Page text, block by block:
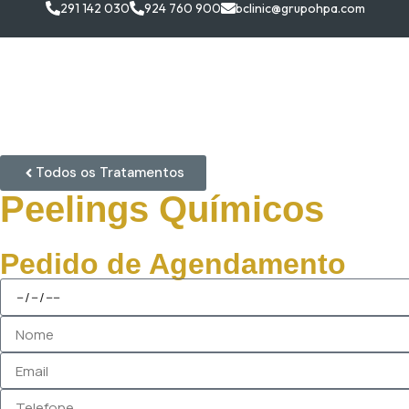
291 142 030 924 760 900 bclinic@grupohpa.com
Todos os Tratamentos
Peelings Químicos
Pedido de Agendamento